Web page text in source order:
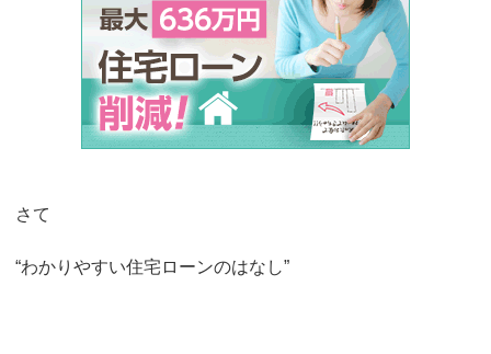
さて
“わかりやすい住宅ローンのはなし”